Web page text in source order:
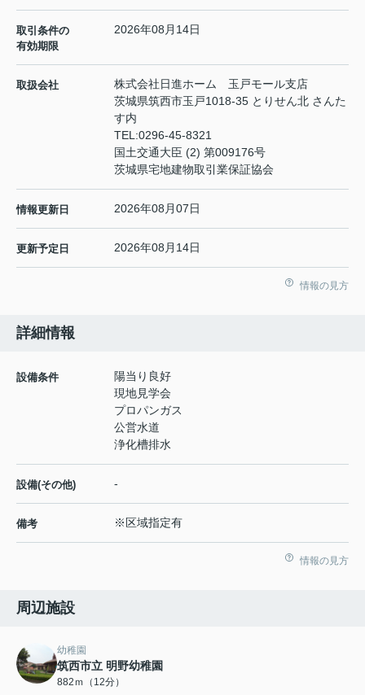
取引条件の
有効期限
2026年08月14日
取扱会社
株式会社日進ホーム 玉戸モール支店
茨城県筑西市玉戸1018-35 とりせん北 さんた
す内
TEL:0296-45-8321
国土交通大臣 (2) 第009176号
茨城県宅地建物取引業保証協会
情報更新日 2026年08月07日
更新予定日 2026年08月14日
情報の見方
詳細情報
設備条件
陽当り良好
現地見学会
プロパンガス
公営水道
浄化槽排水
設備(その他) -
備考 ※区域指定有
情報の見方
周辺施設
幼稚園
筑西市立 明野幼稚園
882ｍ（12分）